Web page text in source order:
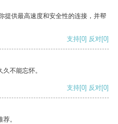
提供最高速度和安全性的连接，并帮
支持[0] 反对[0]
不能忘怀。
支持[0] 反对[0]
。